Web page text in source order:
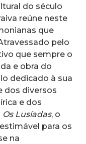
do século
reúne neste
que
pelo
que sempre o
e obra do
dedicado à sua
dos diversos
e dos
Os Lusíadas, o
para os
na